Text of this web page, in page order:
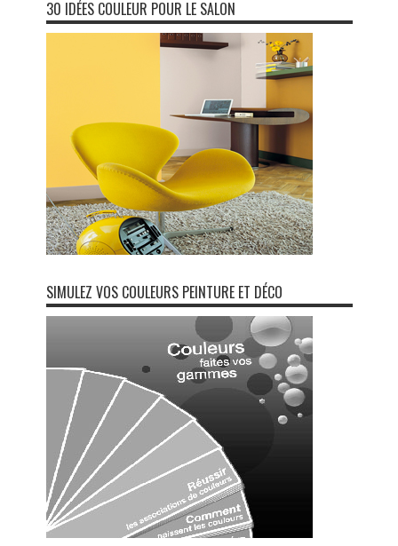
30 IDÉES COULEUR POUR LE SALON
SIMULEZ VOS COULEURS PEINTURE ET DÉCO